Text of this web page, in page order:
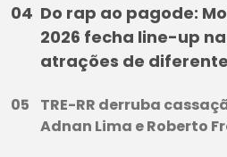
Do rap ao pagode:
2026 fecha line-up
atrações de
TRE-RR derruba
Adnan Lima e Roberto